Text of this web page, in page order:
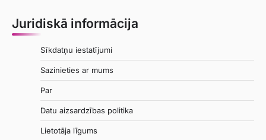
Juridiskā informācija
Sīkdatņu iestatījumi
Sazinieties ar mums
Par
Datu aizsardzības politika
Lietotāja līgums